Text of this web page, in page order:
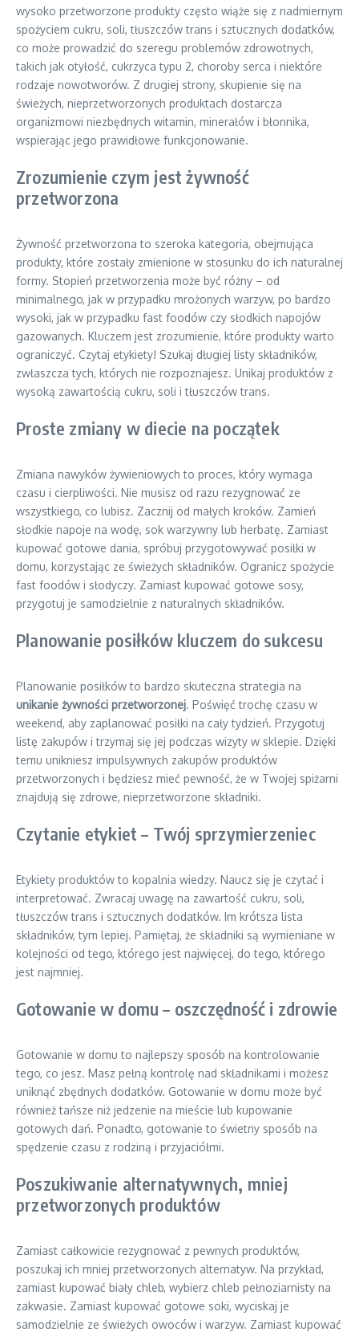
wysoko przetworzone produkty często wiąże się z nadmiernym
spożyciem cukru, soli, tłuszczów trans i sztucznych dodatków,
co może prowadzić do szeregu problemów zdrowotnych,
takich jak otyłość, cukrzyca typu 2, choroby serca i niektóre
rodzaje nowotworów. Z drugiej strony, skupienie się na
świeżych, nieprzetworzonych produktach dostarcza
organizmowi niezbędnych witamin, minerałów i błonnika,
wspierając jego prawidłowe funkcjonowanie.
Zrozumienie czym jest żywność
przetworzona
Żywność przetworzona to szeroka kategoria, obejmująca
produkty, które zostały zmienione w stosunku do ich naturalnej
formy. Stopień przetworzenia może być różny – od
minimalnego, jak w przypadku mrożonych warzyw, po bardzo
wysoki, jak w przypadku fast foodów czy słodkich napojów
gazowanych. Kluczem jest zrozumienie, które produkty warto
ograniczyć. Czytaj etykiety! Szukaj długiej listy składników,
zwłaszcza tych, których nie rozpoznajesz. Unikaj produktów z
wysoką zawartością cukru, soli i tłuszczów trans.
Proste zmiany w diecie na początek
Zmiana nawyków żywieniowych to proces, który wymaga
czasu i cierpliwości. Nie musisz od razu rezygnować ze
wszystkiego, co lubisz. Zacznij od małych kroków. Zamień
słodkie napoje na wodę, sok warzywny lub herbatę. Zamiast
kupować gotowe dania, spróbuj przygotowywać posiłki w
domu, korzystając ze świeżych składników. Ogranicz spożycie
fast foodów i słodyczy. Zamiast kupować gotowe sosy,
przygotuj je samodzielnie z naturalnych składników.
Planowanie posiłków kluczem do sukcesu
Planowanie posiłków to bardzo skuteczna strategia na
unikanie żywności przetworzonej. Poświęć trochę czasu w
weekend, aby zaplanować posiłki na cały tydzień. Przygotuj
listę zakupów i trzymaj się jej podczas wizyty w sklepie. Dzięki
temu unikniesz impulsywnych zakupów produktów
przetworzonych i będziesz mieć pewność, że w Twojej spiżarni
znajdują się zdrowe, nieprzetworzone składniki.
Czytanie etykiet – Twój sprzymierzeniec
Etykiety produktów to kopalnia wiedzy. Naucz się je czytać i
interpretować. Zwracaj uwagę na zawartość cukru, soli,
tłuszczów trans i sztucznych dodatków. Im krótsza lista
składników, tym lepiej. Pamiętaj, że składniki są wymieniane w
kolejności od tego, którego jest najwięcej, do tego, którego
jest najmniej.
Gotowanie w domu – oszczędność i zdrowie
Gotowanie w domu to najlepszy sposób na kontrolowanie
tego, co jesz. Masz pełną kontrolę nad składnikami i możesz
uniknąć zbędnych dodatków. Gotowanie w domu może być
również tańsze niż jedzenie na mieście lub kupowanie
gotowych dań. Ponadto, gotowanie to świetny sposób na
spędzenie czasu z rodziną i przyjaciółmi.
Poszukiwanie alternatywnych, mniej
przetworzonych produktów
Zamiast całkowicie rezygnować z pewnych produktów,
poszukaj ich mniej przetworzonych alternatyw. Na przykład,
zamiast kupować biały chleb, wybierz chleb pełnoziarnisty na
zakwasie. Zamiast kupować gotowe soki, wyciskaj je
samodzielnie ze świeżych owoców i warzyw. Zamiast kupować